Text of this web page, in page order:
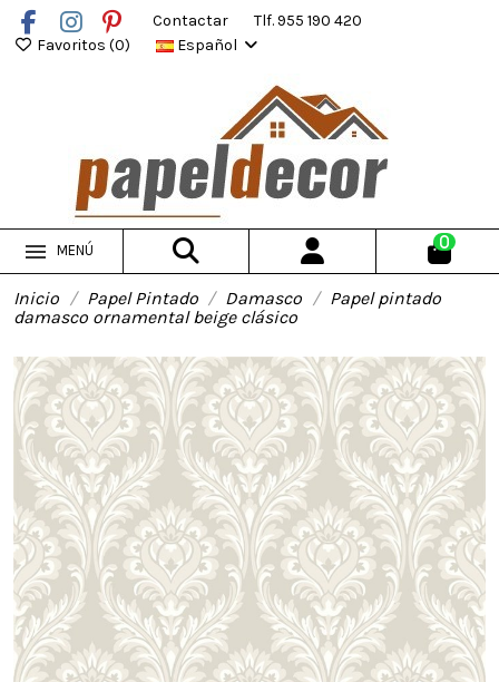
Contactar
Tlf. 955 190 420
Favoritos (0) Español
MENÚ 0
Inicio Papel Pintado Damasco
Papel pintado
damasco ornamental beige clásico